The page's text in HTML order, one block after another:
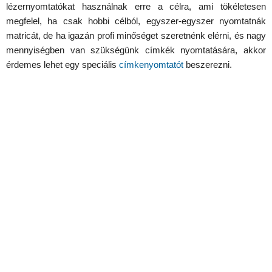
lézernyomtatókat használnak erre a célra, ami tökéletesen
megfelel, ha csak hobbi célból, egyszer-egyszer nyomtatnák
matricát, de ha igazán profi minőséget szeretnénk elérni, és nagy
mennyiségben van szükségünk címkék nyomtatására, akkor
érdemes lehet egy speciális címkenyomtatót beszerezni.